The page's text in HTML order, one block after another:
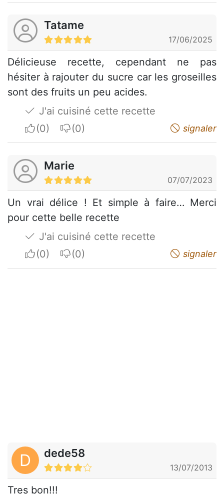
Tatame
17/06/2025
Délicieuse recette, cependant ne pas
hésiter à rajouter du sucre car les groseilles
sont des fruits un peu acides.
J'ai cuisiné cette recette
I apreciateI do not appreciate signaler
Marie
07/07/2023
Un vrai délice ! Et simple à faire… Merci
pour cette belle recette
J'ai cuisiné cette recette
I apreciateI do not appreciate signaler
D dede58
13/07/2013
Tres bon!!!